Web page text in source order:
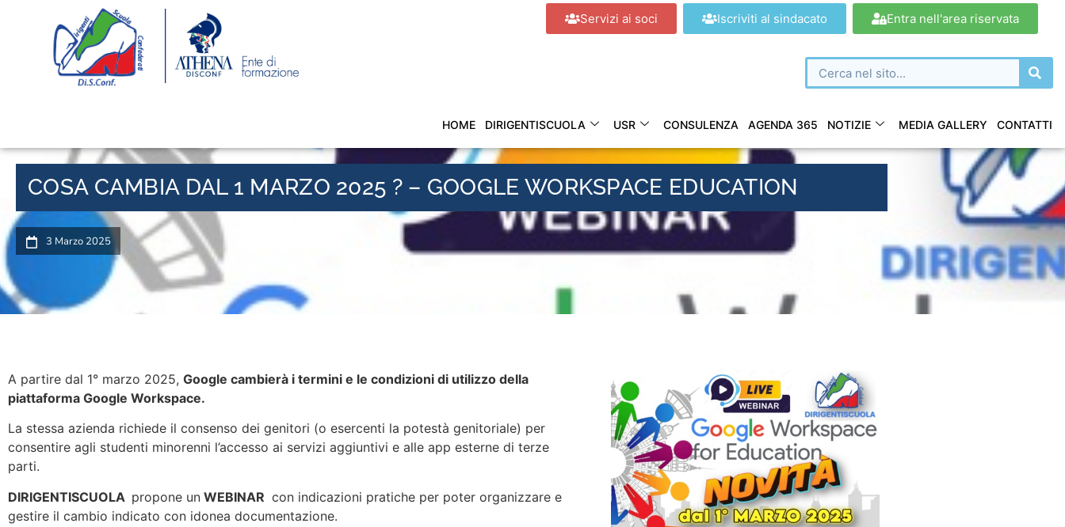
Servizi ai soci Iscriviti al sindacato Entra nell'area riservata
HOME DIRIGENTISCUOLA USR CONSULENZA AGENDA 365 NOTIZIE MEDIA GALLERY CONTATTI
COSA CAMBIA DAL 1 MARZO 2025 ? – GOOGLE WORKSPACE EDUCATION
3 Marzo 2025
A partire dal 1° marzo 2025, Google cambierà i termini e le condizioni di utilizzo della
piattaforma Google Workspace.
La stessa azienda richiede il consenso dei genitori (o esercenti la potestà genitoriale) per
consentire agli studenti minorenni l’accesso ai servizi aggiuntivi e alle app esterne di terze
parti.
DIRIGENTISCUOLA propone un WEBINAR con indicazioni pratiche per poter organizzare e
gestire il cambio indicato con idonea documentazione.